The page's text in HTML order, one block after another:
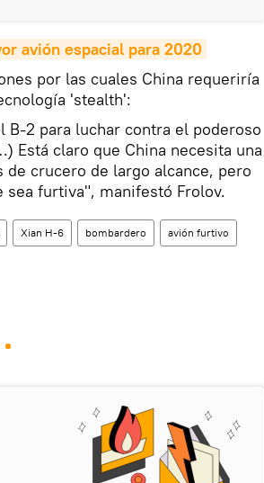
avión espacial para 2020
por las cuales China requeriría
'stealth':
2 para luchar contra el poderoso
Está claro que China necesita una
crucero de largo alcance, pero
sea furtiva", manifestó Frolov.
Xian H-6 bombardero avión furtivo